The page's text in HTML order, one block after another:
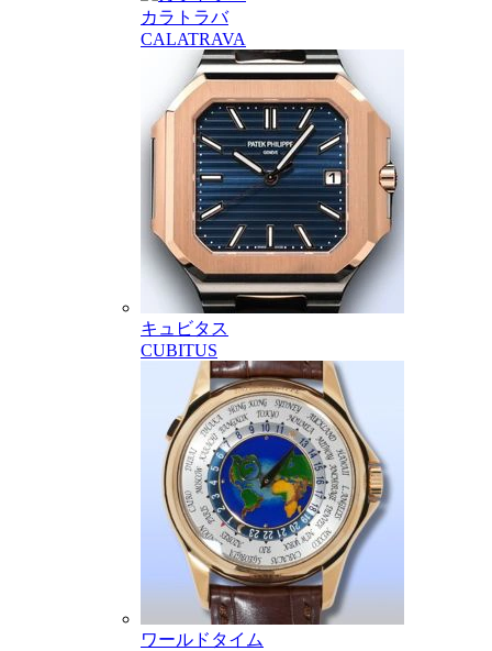
カラトラバ
CALATRAVA
キュビタス
CUBITUS
ワールドタイム